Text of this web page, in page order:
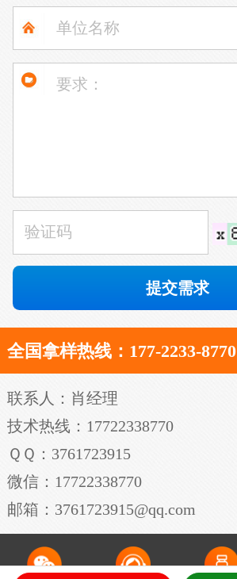
全国拿样热线：177-2233-8770
联系人：肖经理
技术热线：17722338770
ＱＱ：3761723915
微信：17722338770
邮箱：3761723915@qq.com